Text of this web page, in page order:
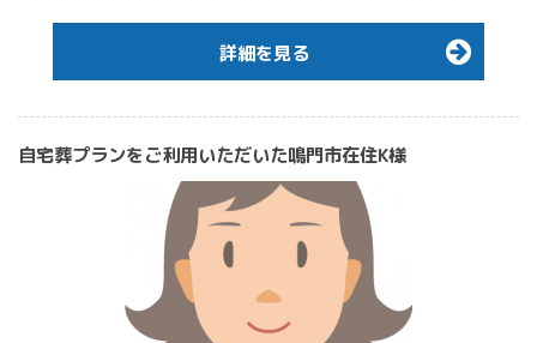
詳細を見る
自宅葬プランをご利用いただいた鳴門市在住K様